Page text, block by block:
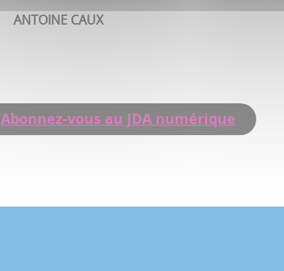
ANTOINE CAUX
Abonnez-vous au JDA numérique